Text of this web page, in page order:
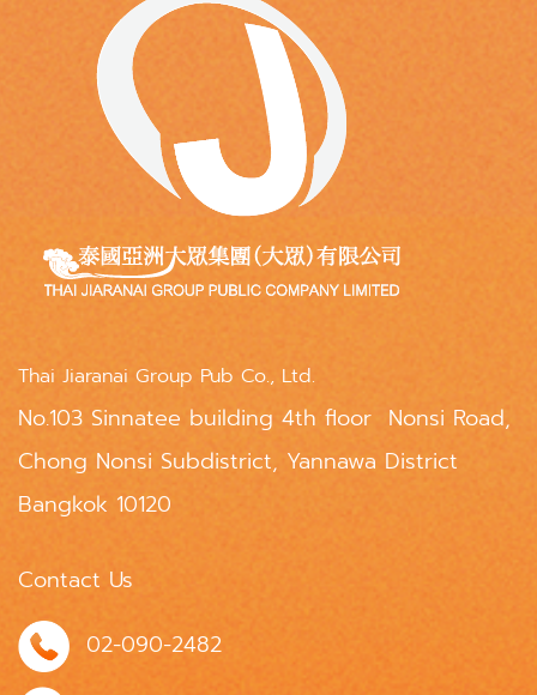
Thai Jiaranai Group Pub Co., Ltd.
No.103 Sinnatee building 4th floor Nonsi Road,
Chong Nonsi Subdistrict, Yannawa District
Bangkok 10120
Contact Us
02-090-2482